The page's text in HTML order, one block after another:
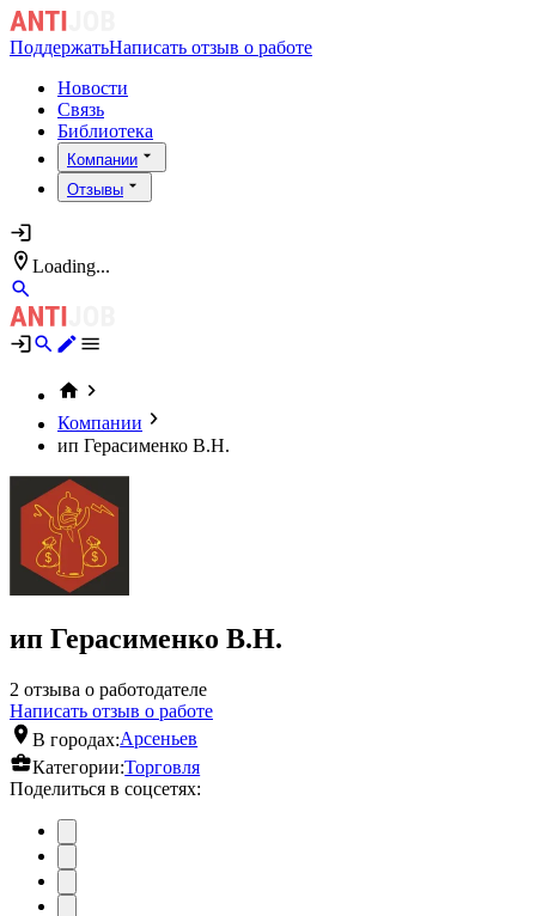
ПоддержатьНаписать отзыв о работе
Новости
Связь
Библиотека
Компании
Отзывы
Loading...
Компании
ип Герасименко В.Н.
ип Герасименко В.Н.
2 отзыва о работодателе
Написать отзыв о работе
В городах:Арсеньев
Категории:Торговля
Поделиться в соцсетях: